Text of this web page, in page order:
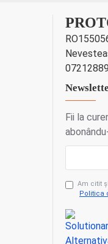
Fii la
Am citit
Politica